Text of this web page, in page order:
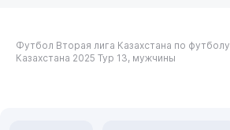
Футбол Вторая лига Казахстана по футболу
Казахстана 2025 Тур 13, мужчины